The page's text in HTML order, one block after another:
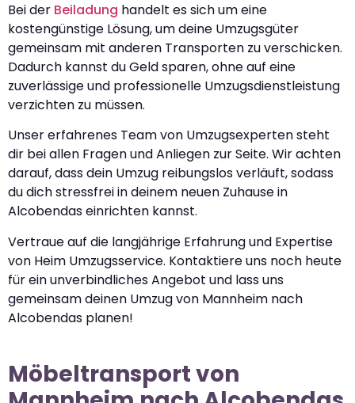
Bei der Beiladung handelt es sich um eine
kostengünstige Lösung, um deine Umzugsgüter
gemeinsam mit anderen Transporten zu verschicken.
Dadurch kannst du Geld sparen, ohne auf eine
zuverlässige und professionelle Umzugsdienstleistung
verzichten zu müssen.
Unser erfahrenes Team von Umzugsexperten steht
dir bei allen Fragen und Anliegen zur Seite. Wir achten
darauf, dass dein Umzug reibungslos verläuft, sodass
du dich stressfrei in deinem neuen Zuhause in
Alcobendas einrichten kannst.
Vertraue auf die langjährige Erfahrung und Expertise
von Heim Umzugsservice. Kontaktiere uns noch heute
für ein unverbindliches Angebot und lass uns
gemeinsam deinen Umzug von Mannheim nach
Alcobendas planen!
Möbeltransport von